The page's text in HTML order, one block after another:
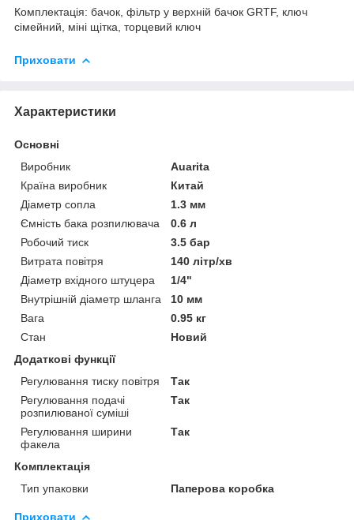
Комплектація: бачок, фільтр у верхній бачок GRTF, ключ
сімейний, міні щітка, торцевий ключ
Приховати
Характеристики
Основні
Виробник
Auarita
Країна виробник
Китай
Діаметр сопла
1.3 мм
Ємність бака розпилювача
0.6 л
Робочий тиск
3.5 бар
Витрата повітря
140 літр/хв
Діаметр вхідного штуцера
1/4"
Внутрішній діаметр шланга
10 мм
Вага
0.95 кг
Стан
Новий
Додаткові функції
Регулювання тиску повітря
Так
Регулювання подачі
розпилюваної суміші
Так
Регулювання ширини
факела
Так
Комплектація
Тип упаковки
Паперова коробка
Приховати